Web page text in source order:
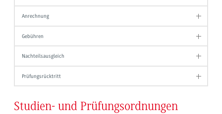
Anrechnung
Gebühren
Nachteilsausgleich
Prüfungsrücktritt
Studien- und Prüfungsordnungen